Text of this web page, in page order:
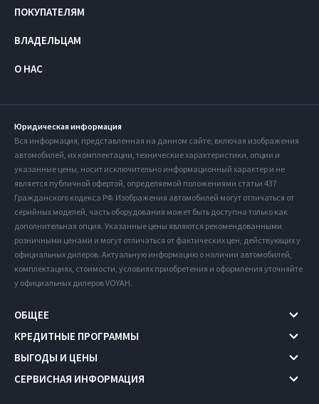
ПОКУПАТЕЛЯМ
ВЛАДЕЛЬЦАМ
О НАС
Юридическая информация
Вся информация, представленная на данном сайте, включая изображения
автомобилей, их комплектации, технические характеристики, опции и
указанные цены, носит исключительно информационный характер и не
является публичной офертой, определяемой положениями статьи 437
Гражданского кодекса РФ. Изображения автомобилей могут отличаться от
серийных моделей, часть оборудования может быть доступна только как
дополнительная опция. Указанные цены являются рекомендованными
розничными ценами и могут отличаться от фактических цен, действующих у
официальных дилеров. Актуальную информацию о наличии автомобилей,
комплектациях, стоимости, условиях приобретения и оформления уточняйте
у официальных дилеров VOYAH.
ОБЩЕЕ
КРЕДИТНЫЕ ПРОГРАММЫ
ВЫГОДЫ И ЦЕНЫ
СЕРВИСНАЯ ИНФОРМАЦИЯ